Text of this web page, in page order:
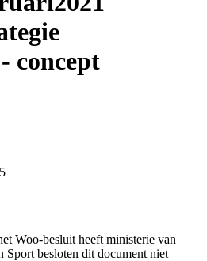
concept
Woo-besluit heeft ministerie van
Sport besloten dit document niet